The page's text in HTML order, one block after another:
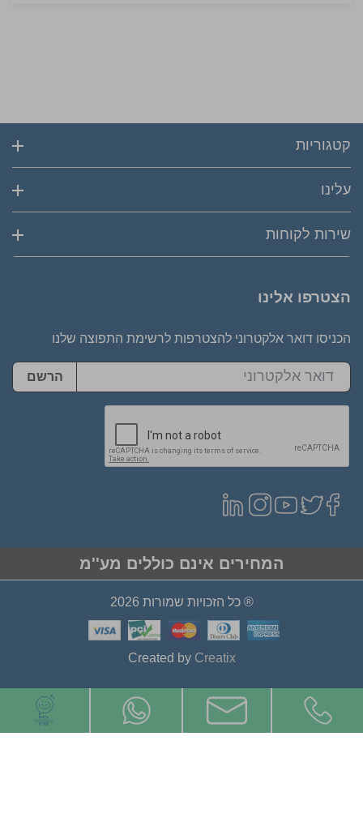
קטגוריות
עלינו
שירות לקוחות
הצטרפו אלינו
הכניסו דואר אלקטרוני להצטרפות לרשימת התפוצה שלנו
הרשם
המחירים אינם כוללים מע''מ
® כל הזכויות שמורות 2026
Created by Creatix